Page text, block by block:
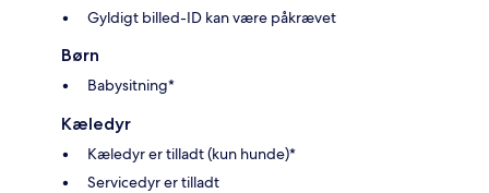
Gyldigt billed-ID kan være påkrævet
Børn
Babysitning*
Kæledyr
Kæledyr er tilladt (kun hunde)*
Servicedyr er tilladt